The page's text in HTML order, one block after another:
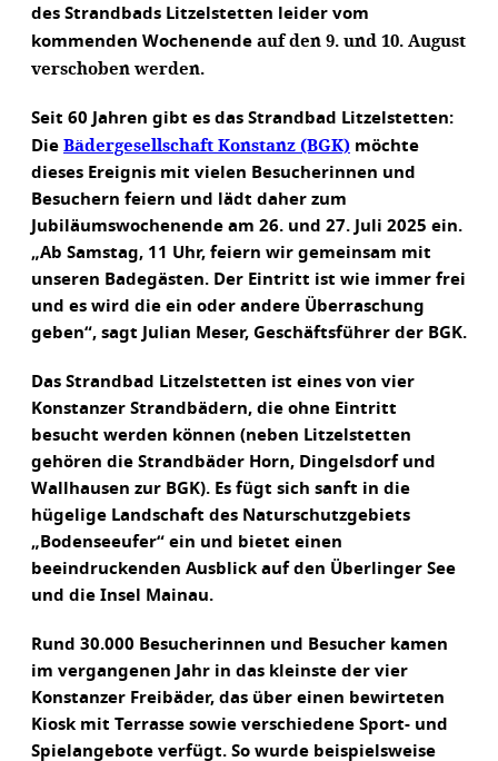
des Strandbads Litzelstetten leider vom
kommenden Wochenende auf den 9. und 10. August
verschoben werden.
Seit 60 Jahren gibt es das Strandbad Litzelstetten:
Die Bädergesellschaft Konstanz (BGK) möchte
dieses Ereignis mit vielen Besucherinnen und
Besuchern feiern und lädt daher zum
Jubiläumswochenende am 26. und 27. Juli 2025 ein.
„Ab Samstag, 11 Uhr, feiern wir gemeinsam mit
unseren Badegästen. Der Eintritt ist wie immer frei
und es wird die ein oder andere Überraschung
geben“, sagt Julian Meser, Geschäftsführer der BGK.
Das Strandbad Litzelstetten ist eines von vier
Konstanzer Strandbädern, die ohne Eintritt
besucht werden können (neben Litzelstetten
gehören die Strandbäder Horn, Dingelsdorf und
Wallhausen zur BGK). Es fügt sich sanft in die
hügelige Landschaft des Naturschutzgebiets
„Bodenseeufer“ ein und bietet einen
beeindruckenden Ausblick auf den Überlinger See
und die Insel Mainau.
Rund 30.000 Besucherinnen und Besucher kamen
im vergangenen Jahr in das kleinste der vier
Konstanzer Freibäder, das über einen bewirteten
Kiosk mit Terrasse sowie verschiedene Sport- und
Spielangebote verfügt. So wurde beispielsweise